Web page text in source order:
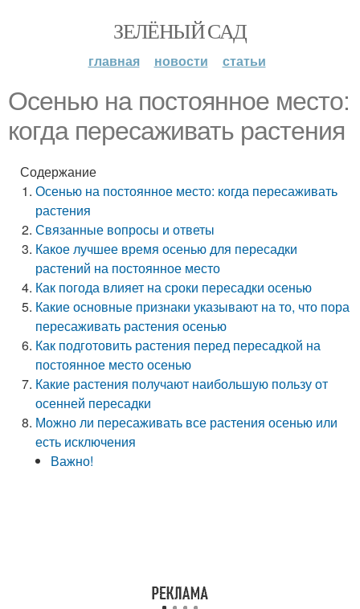
ЗЕЛЁНЫЙ САД
главная новости статьи
Осенью на постоянное место:
когда пересаживать растения
Содержание
Осенью на постоянное место: когда пересаживать
растения
Связанные вопросы и ответы
Какое лучшее время осенью для пересадки
растений на постоянное место
Как погода влияет на сроки пересадки осенью
Какие основные признаки указывают на то, что пора
пересаживать растения осенью
Как подготовить растения перед пересадкой на
постоянное место осенью
Какие растения получают наибольшую пользу от
осенней пересадки
Можно ли пересаживать все растения осенью или
есть исключения
Важно!